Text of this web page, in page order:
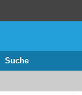
Suche